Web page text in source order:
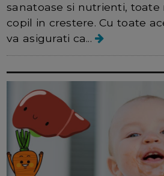
sanatoase si nutrienti, toate
copil in crestere. Cu toate
va asigurati ca...